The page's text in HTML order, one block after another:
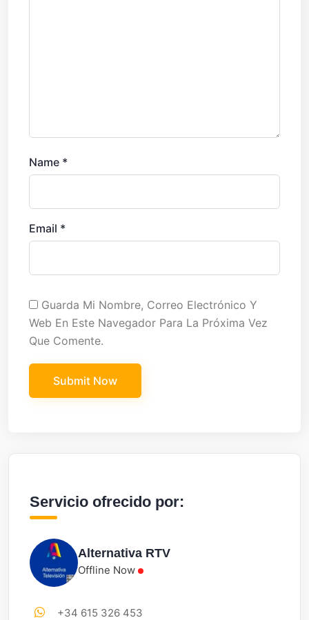
Name *
Email *
Guarda Mi Nombre, Correo Electrónico Y
Web En Este Navegador Para La Próxima Vez
Que Comente.
Servicio ofrecido por:
Alternativa RTV
Offline Now
+34 615 326 453